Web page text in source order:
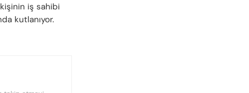
kişinin iş sahibi
kutlanıyor.